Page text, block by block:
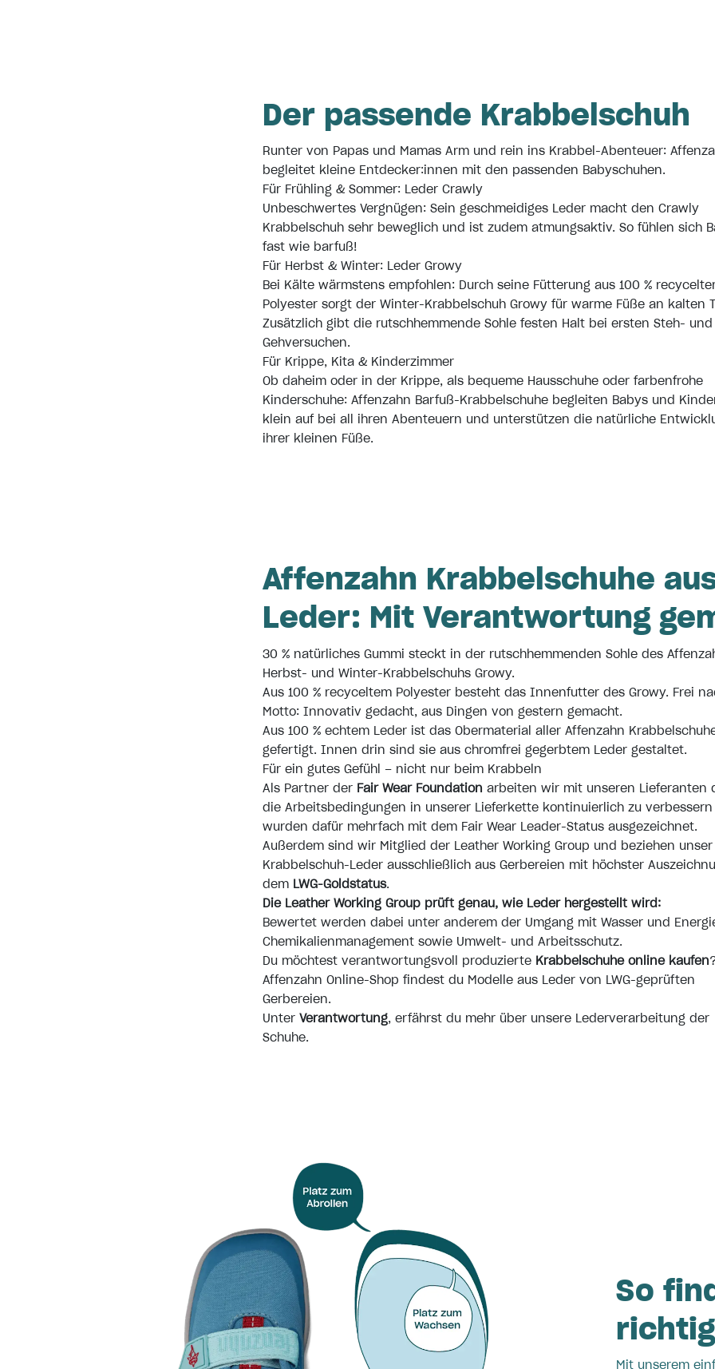
Der passende Krabbelschuh
Runter von Papas und Mamas Arm und rein ins Krabbel-Abenteuer:
begleitet kleine Entdecker:innen mit den passenden Babyschuhen.
Für Frühling & Sommer: Leder Crawly
Unbeschwertes Vergnügen: Sein geschmeidiges Leder macht den Crawly
Krabbelschuh sehr beweglich und ist zudem atmungsaktiv. So fühlen sich
fast wie barfuß!
Für Herbst & Winter: Leder Growy
Bei Kälte wärmstens empfohlen: Durch seine Fütterung aus 100 %
Polyester sorgt der Winter-Krabbelschuh Growy für warme Füße an kalten
Zusätzlich gibt die rutschhemmende Sohle festen Halt bei ersten Steh- und
Gehversuchen.
Für Krippe, Kita & Kinderzimmer
Ob daheim oder in der Krippe, als bequeme Hausschuhe oder farbenfrohe
Kinderschuhe: Affenzahn Barfuß-Krabbelschuhe begleiten Babys und
klein auf bei all ihren Abenteuern und unterstützen die natürliche
ihrer kleinen Füße.
Affenzahn Krabbelschuhe
Leder: Mit Verantwortung
30 % natürliches Gummi steckt in der rutschhemmenden Sohle des
Herbst- und Winter-Krabbelschuhs Growy.
Aus 100 % recyceltem Polyester besteht das Innenfutter des Growy. Frei
Motto: Innovativ gedacht, aus Dingen von gestern gemacht.
Aus 100 % echtem Leder ist das Obermaterial aller Affenzahn
gefertigt. Innen drin sind sie aus chromfrei gegerbtem Leder gestaltet.
Für ein gutes Gefühl – nicht nur beim Krabbeln
Als Partner der Fair Wear Foundation arbeiten wir mit unseren Lieferanten
die Arbeitsbedingungen in unserer Lieferkette kontinuierlich zu verbessern
wurden dafür mehrfach mit dem Fair Wear Leader-Status ausgezeichnet.
Außerdem sind wir Mitglied der Leather Working Group und beziehen unser
Krabbelschuh-Leder ausschließlich aus Gerbereien mit höchster
dem LWG-Goldstatus.
Die Leather Working Group prüft genau, wie Leder hergestellt wird:
Bewertet werden dabei unter anderem der Umgang mit Wasser und
Chemikalienmanagement sowie Umwelt- und Arbeitsschutz.
Du möchtest verantwortungsvoll produzierte Krabbelschuhe online kaufen
Affenzahn Online-Shop findest du Modelle aus Leder von LWG-geprüften
Gerbereien.
Unter Verantwortung, erfährst du mehr über unsere Lederverarbeitung der
Schuhe.
So
Mit unserem